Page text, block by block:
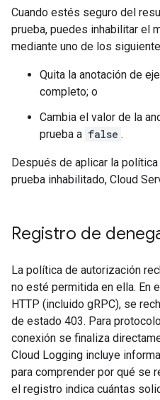
Cuando estés seguro del
prueba, puedes inhabilitar el
mediante uno de los
Quita la anotación de
completo; o
Cambia el valor de la
prueba a false .
Después de aplicar la
prueba inhabilitado, Cloud
Registro de
La política de autorización
no esté permitida en ella. En
HTTP (incluido gRPC), se
de estado 403. Para
conexión se finaliza
Cloud Logging incluye
para comprender por qué se
el registro indica cuántas